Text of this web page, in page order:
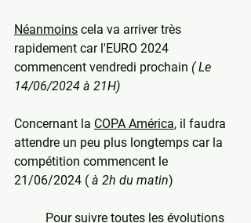
Néanmoins cela va arriver très
rapidement car l'EURO 2024
commencent vendredi prochain ( Le
14/06/2024 à 21H)
Concernant la COPA América, il faudra
attendre un peu plus longtemps car la
compétition commencent le
21/06/2024 ( à 2h du matin)
Pour suivre toutes les évolutions